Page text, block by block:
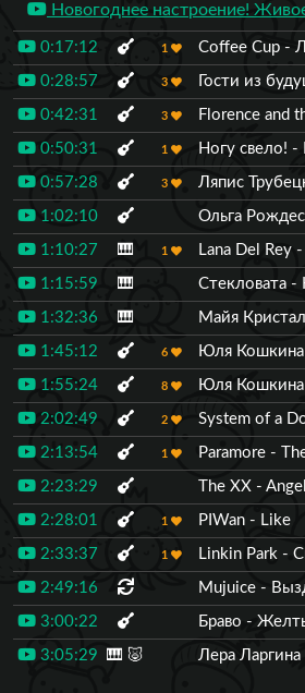
Новогоднее настроение!
0:17:12 1 Coffee Cup -
0:28:57 3 Гости из
0:42:31 3 Florence and
0:50:31 1 Ногу свело!
0:57:28 3 Ляпис
1:02:10 Ольга
1:10:27 🎹 1 Lana Del Rey
1:15:59 🎹 Стекловата -
1:32:36 🎹 Майя
1:45:12 6 Юля Кошкина
1:55:24 8 Юля Кошкина
2:02:49 2 System of a
2:13:54 1 Paramore -
2:23:29 The XX -
2:28:01 1 PIWan - Like
2:33:37 1 Linkin Park -
2:49:16 Mujuice -
3:00:22 Браво -
3:05:29 🎹 🐷 Лера